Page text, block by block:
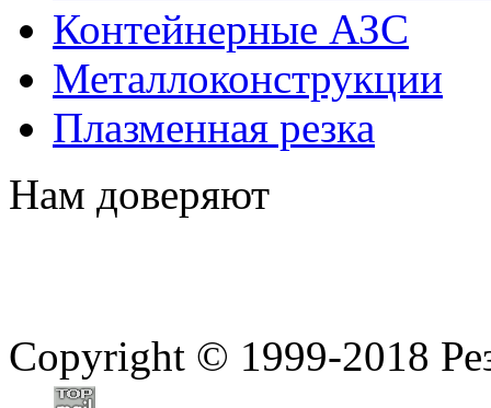
Контейнерные АЗС
Металлоконструкции
Плазменная резка
Нам доверяют
Copyright © 1999-2018